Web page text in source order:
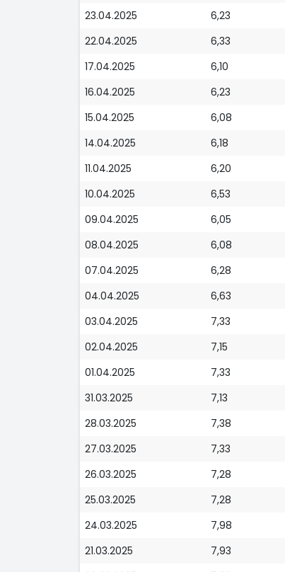
23.04.2025
6,23
22.04.2025
6,33
17.04.2025
6,10
16.04.2025
6,23
15.04.2025
6,08
14.04.2025
6,18
11.04.2025
6,20
10.04.2025
6,53
09.04.2025
6,05
08.04.2025
6,08
07.04.2025
6,28
04.04.2025
6,63
03.04.2025
7,33
02.04.2025
7,15
01.04.2025
7,33
31.03.2025
7,13
28.03.2025
7,38
27.03.2025
7,33
26.03.2025
7,28
25.03.2025
7,28
24.03.2025
7,98
21.03.2025
7,93